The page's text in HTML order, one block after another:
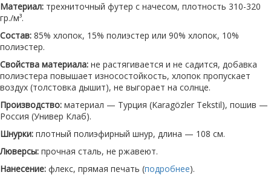
Материал: трехниточный футер с начесом, плотность 310-320
гр./м³.
Состав: 85% хлопок, 15% полиэстер или 90% хлопок, 10%
полиэстер.
Свойства материала: не растягивается и не садится, добавка
полиэстера повышает износостойкость, хлопок пропускает
воздух (толстовка дышит), не выгорает на солнце.
Производство: материал — Турция (Karagözler Tekstil), пошив —
Россия (Универ Клаб).
Шнурки: плотный полиэфирный шнур, длина — 108 см.
Люверсы: прочная сталь, не ржавеют.
Нанесение: флекс, прямая печать (подробнее).